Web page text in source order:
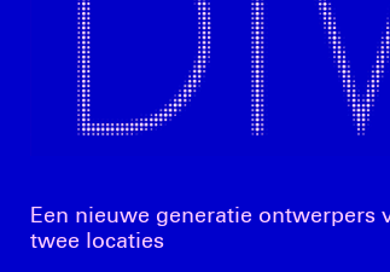
Een nieuwe generatie ontwerpers
twee locaties